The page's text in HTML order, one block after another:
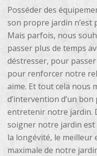
Posséder des
son propre jardin n’est
Mais parfois, nous
passer plus de temps
déstresser, pour
pour renforcer notre
aime. Et tout cela nous
d’intervention d’un
entretenir notre jardin.
soigner notre jardin est
la longévité, le
maximale de notre